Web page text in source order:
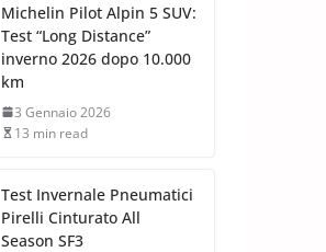
Michelin Pilot Alpin 5 SUV:
Test “Long Distance”
inverno 2026 dopo 10.000
km
3 Gennaio 2026
13 min read
Test Invernale Pneumatici
Pirelli Cinturato All
Season SF3